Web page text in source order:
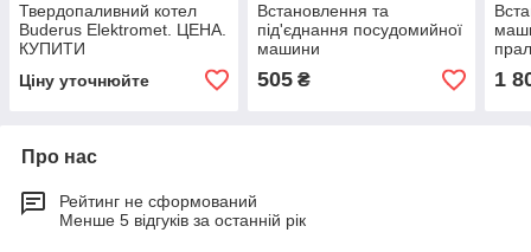
Твердопаливний котел
Buderus Elektromet. ЦЕНА.
КУПИТИ
Ціну уточнюйте
Встановлення та
під'єднання посудомийної
машини
505₴ 1
Про нас
Рейтинг не сформований
Менше 5 відгуків за останній рік